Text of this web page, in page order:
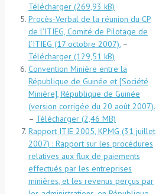
Télécharger
Procès-Verbal de la réunion du CP
de l’ITIEG, Comité de Pilotage de
l’ITIEG (17 octobre 2007). –
Télécharger
Convention Minière entre la
République de Guinée et [Société
Minière], République de Guinée
(version corrigée du 20 août 2007).
– Télécharger
Rapport ITIE 2005, KPMG (31 juillet
2007) : Rapport sur les procédures
relatives aux flux de paiements
effectués par les entreprises
minières, et les revenus perçus par